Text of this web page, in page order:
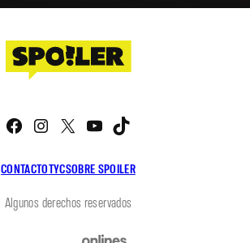
CONTACTOTYCSOBRE SPOILER
Facebook
Instagram
X YouTube
Algunos derechos reservados